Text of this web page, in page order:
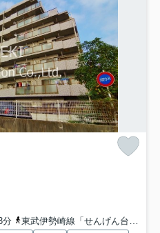
分
東武伊勢崎線「せんげん台」駅 徒歩22分